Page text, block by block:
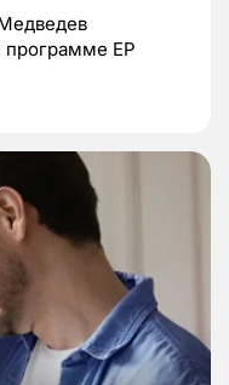
программе ЕР